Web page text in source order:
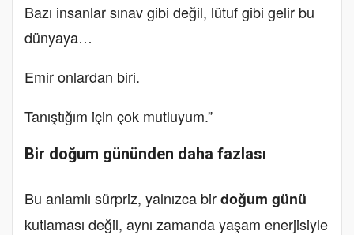
Bazı insanlar sınav gibi değil, lütuf gibi gelir bu
dünyaya…
Emir onlardan biri.
Tanıştığım için çok mutluyum.”
Bir doğum gününden daha fazlası
Bu anlamlı sürpriz, yalnızca birdoğum günü
kutlaması değil, aynı zamanda yaşam enerjisiyle